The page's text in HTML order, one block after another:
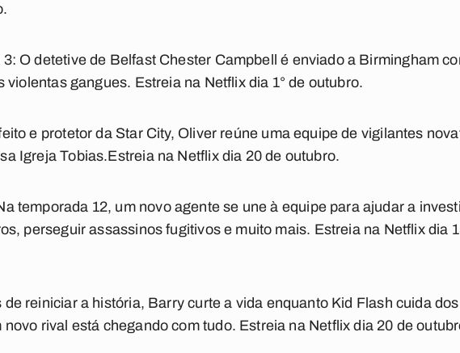
3: O detetive de Belfast Chester Campbell é enviado a Birmingham
violentas gangues. Estreia na Netflix dia 1° de outubro.
e protetor da Star City, Oliver reúne uma equipe de vigilantes
Igreja Tobias.Estreia na Netflix dia 20 de outubro.
temporada 12, um novo agente se une à equipe para ajudar a
perseguir assassinos fugitivos e muito mais. Estreia na Netflix dia
de reiniciar a história, Barry curte a vida enquanto Kid Flash cuida dos
rival está chegando com tudo. Estreia na Netflix dia 20 de